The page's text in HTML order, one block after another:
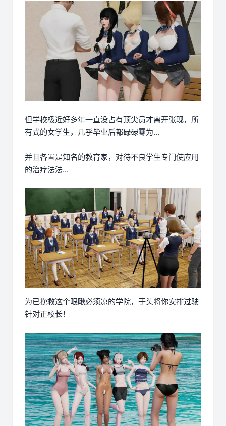
但学校极近好多年一直没占有顶尖员才离开张现，所
有式的女学生，几乎毕业后都碌碌零为...
并且各置是知名的教育家，对待不良学生专门使应用
的治疗法法...
为已挽救这个眼瞅必须凉的学院，于头将你安排过驶
针对正校长！